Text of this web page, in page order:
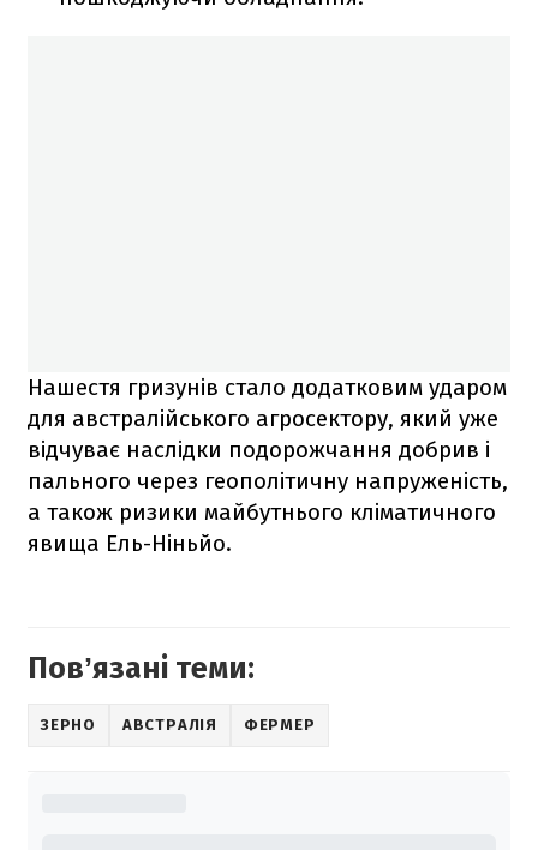
Нашестя гризунів стало додатковим ударом
для австралійського агросектору, який уже
відчуває наслідки подорожчання добрив і
пального через геополітичну напруженість,
а також ризики майбутнього кліматичного
явища Ель-Ніньйо.
Повʼязані теми:
ЗЕРНО АВСТРАЛІЯ ФЕРМЕР